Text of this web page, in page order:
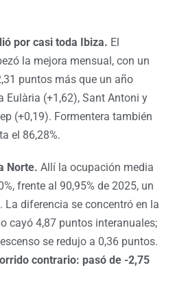
por casi toda Ibiza. El
la mejora mensual, con un
puntos más que un año
Eulària (+1,62), Sant Antoni y
(+0,19). Formentera también
el 86,28%.
Norte. Allí la ocupación media
frente al 90,95% de 2025, un
La diferencia se concentró en la
cayó 4,87 puntos interanuales;
se redujo a 0,36 puntos.
contrario: pasó de -2,75